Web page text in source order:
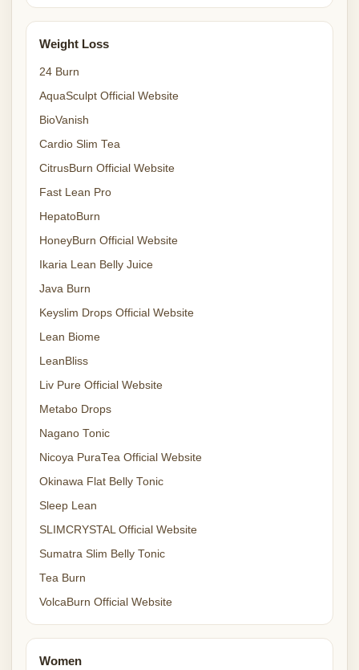
Weight Loss
24 Burn
AquaSculpt Official Website
BioVanish
Cardio Slim Tea
CitrusBurn Official Website
Fast Lean Pro
HepatoBurn
HoneyBurn Official Website
Ikaria Lean Belly Juice
Java Burn
Keyslim Drops Official Website
Lean Biome
LeanBliss
Liv Pure Official Website
Metabo Drops
Nagano Tonic
Nicoya PuraTea Official Website
Okinawa Flat Belly Tonic
Sleep Lean
SLIMCRYSTAL Official Website
Sumatra Slim Belly Tonic
Tea Burn
VolcaBurn Official Website
Women